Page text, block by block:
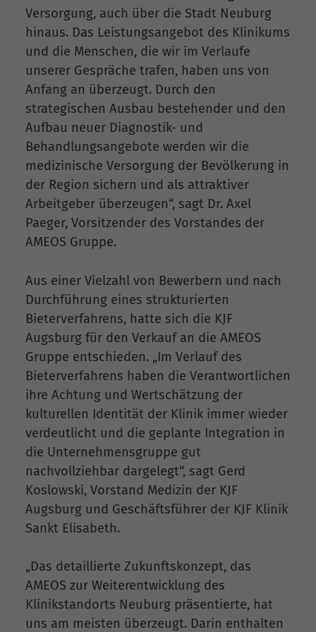
Versorgung, auch über die Stadt Neuburg
hinaus. Das Leistungsangebot des Klinikums
und die Menschen, die wir im Verlaufe
unserer Gespräche trafen, haben uns von
Anfang an überzeugt. Durch den
strategischen Ausbau bestehender und den
Aufbau neuer Diagnostik- und
Behandlungsangebote werden wir die
medizinische Versorgung der Bevölkerung in
der Region sichern und als attraktiver
Arbeitgeber überzeugen“, sagt Dr. Axel
Paeger, Vorsitzender des Vorstandes der
AMEOS Gruppe.
Aus einer Vielzahl von Bewerbern und nach
Durchführung eines strukturierten
Bieterverfahrens, hatte sich die KJF
Augsburg für den Verkauf an die AMEOS
Gruppe entschieden. „Im Verlauf des
Bieterverfahrens haben die Verantwortlichen
ihre Achtung und Wertschätzung der
kulturellen Identität der Klinik immer wieder
verdeutlicht und die geplante Integration in
die Unternehmensgruppe gut
nachvollziehbar dargelegt“, sagt Gerd
Koslowski, Vorstand Medizin der KJF
Augsburg und Geschäftsführer der KJF Klinik
Sankt Elisabeth.
„Das detaillierte Zukunftskonzept, das
AMEOS zur Weiterentwicklung des
Klinikstandorts Neuburg präsentierte, hat
uns am meisten überzeugt. Darin enthalten